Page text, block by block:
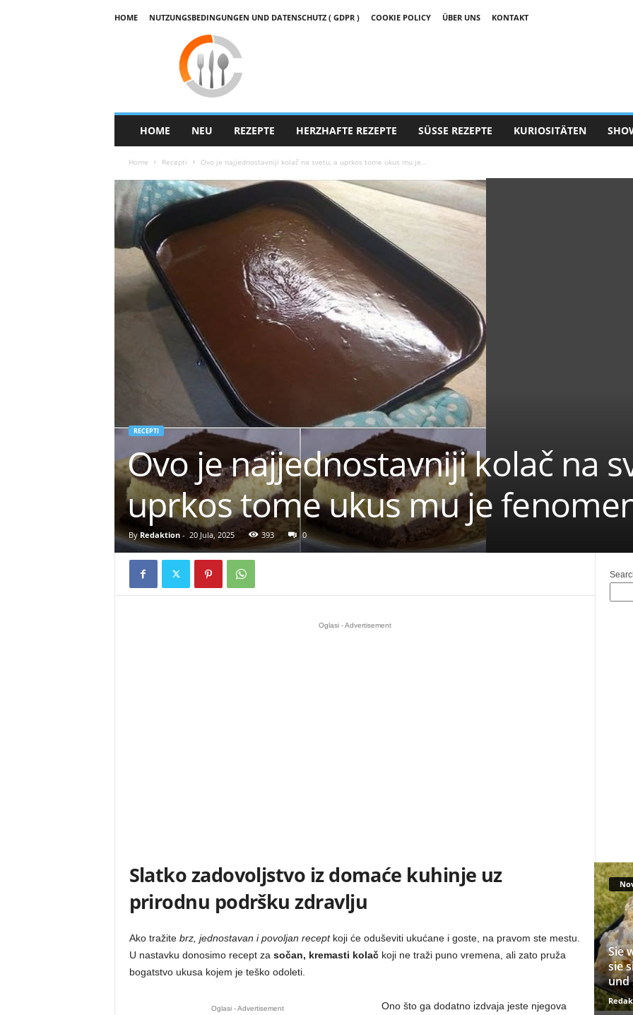
HOME NUTZUNGSBEDINGUNGEN UND DATENSCHUTZ ( GDPR ) COOKIE POLICY ÜBER UNS
KONTAKT
HOME NEU REZEPTE HERZHAFTE REZEPTE SÜSSE REZEPTE KURIOSITÄTEN
Home Recepti Ovo je najjednostavniji kolač na svetu, a uprkos tome ukus mu je...
RECEPTI
Ovo je najjednostavniji kolač na
uprkos tome ukus mu je
By Redaktion- 20 Jula, 2025 393 0
Oglasi - Advertisement
Slatko zadovoljstvo iz domaće kuhinje uz
prirodnu podršku zdravlju
Ako tražite brz, jednostavan i povoljan receptkoji će oduševiti ukućane i goste, na pravom ste mestu.
U nastavku donosimo recept za sočan, kremasti kolačkoji ne traži puno vremena, ali zato pruža
bogatstvo ukusa kojem je teško odoleti.
Oglasi - Advertisement
Ono što ga dodatno izdvaja jeste njegova
Sie
sie
und